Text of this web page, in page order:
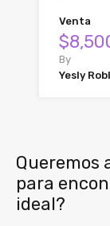
Venta
By
Yesly
Queremos
para
ideal?